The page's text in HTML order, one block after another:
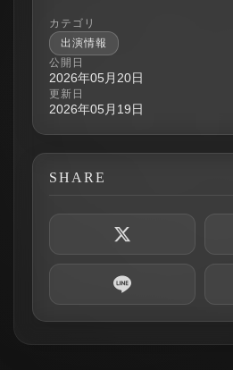
カテゴリ
出演情報
公開日
2026年05月20日
更新日
2026年05月19日
SHARE